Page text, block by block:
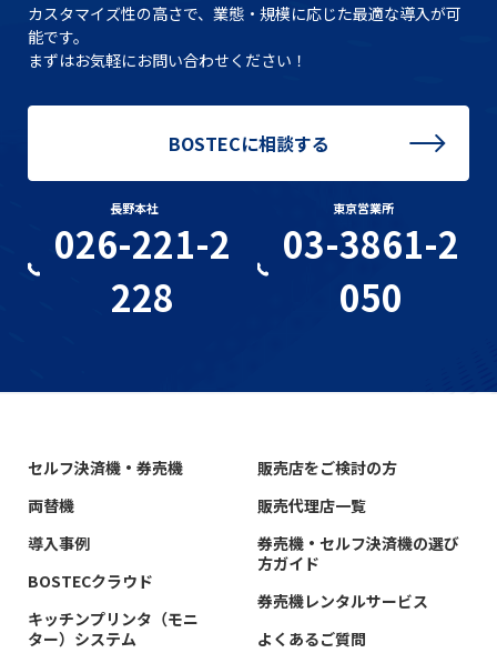
カスタマイズ性の高さで、業態・規模に応じた最適な導入が可
能です。
まずはお気軽にお問い合わせください！
BOSTECに相談する
長野本社
026-221-2
228
東京営業所
03-3861-2
050
セルフ決済機・券売機
両替機
導入事例
BOSTECクラウド
キッチンプリンタ（モニ
ター）システム
販売店をご検討の方
販売代理店一覧
券売機・セルフ決済機の選び
方ガイド
券売機レンタルサービス
よくあるご質問